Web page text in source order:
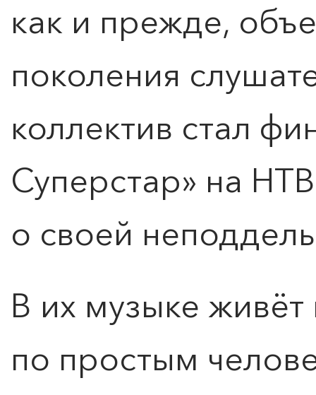
как и прежде,
поколения
коллектив стал
Суперстар» на
о своей
В их музыке живёт
по простым